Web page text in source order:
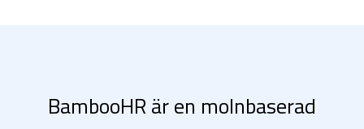
BambooHR är en molnbaserad